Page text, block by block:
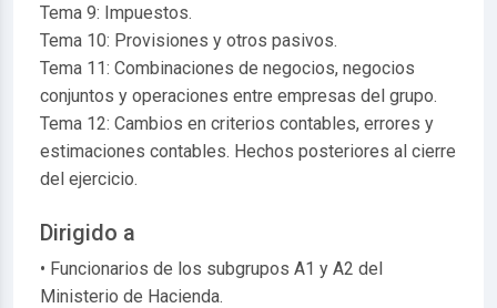
Tema 9: Impuestos.
Tema 10: Provisiones y otros pasivos.
Tema 11: Combinaciones de negocios, negocios
conjuntos y operaciones entre empresas del grupo.
Tema 12: Cambios en criterios contables, errores y
estimaciones contables. Hechos posteriores al cierre
del ejercicio.
Dirigido a
• Funcionarios de los subgrupos A1 y A2 del
Ministerio de Hacienda.